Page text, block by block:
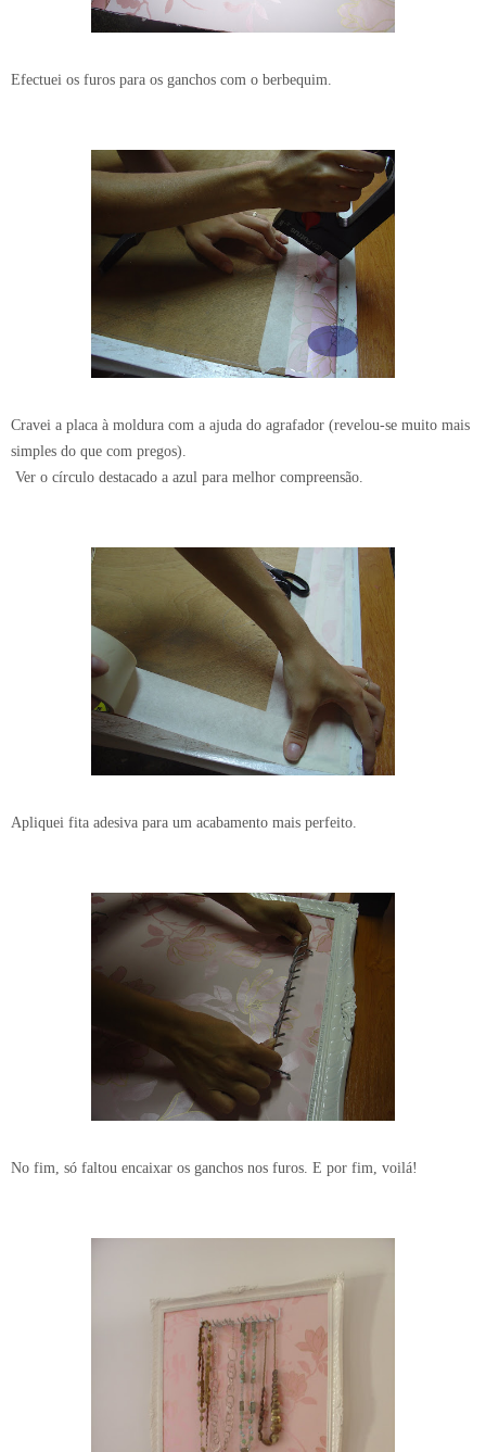
Efectuei os furos para os ganchos com o berbequim.
Cravei a placa à moldura com a ajuda do agrafador (revelou-se muito mais
simples do que com pregos).
Ver o círculo destacado a azul para melhor compreensão.
Apliquei fita adesiva para um acabamento mais perfeito.
No fim, só faltou encaixar os ganchos nos furos. E por fim, voilá!